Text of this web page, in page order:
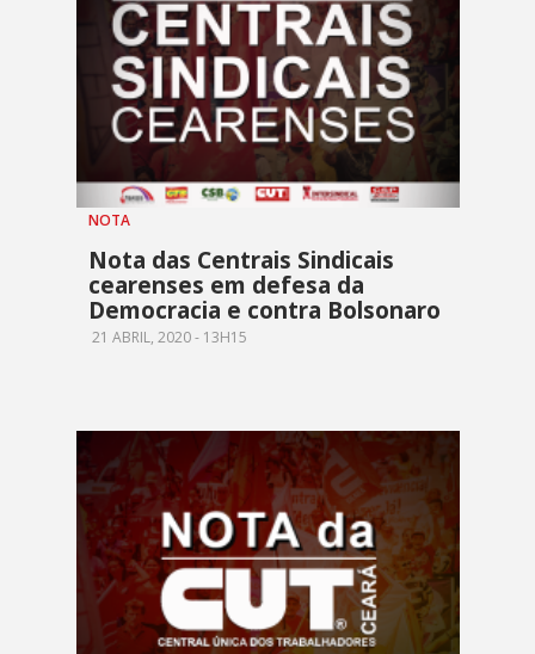
NOTA
Nota das Centrais Sindicais
cearenses em defesa da
Democracia e contra Bolsonaro
21 ABRIL, 2020 - 13H15